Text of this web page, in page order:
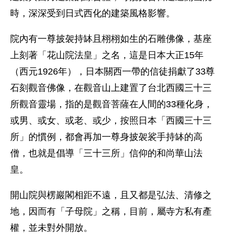
時，深深受到日式西化的建築風格影響。
院內有一尊披袈持缽且栩栩如生的石雕佛像，基座
上刻著「花山院法皇」之名，這是日本大正15年
（西元1926年），日本關西一帶的信徒捐獻了33尊
石刻觀音佛像，在觀音山上建置了台北西國三十三
所觀音靈場，指的是觀音菩薩在人間的33種化身，
或男、或女、或老、或少，按照日本「西國三十三
所」的慣例，都會再加一尊身披袈裟手持缽的高
僧，也就是倡導「三十三所」信仰的和尚華山法
皇。
開山院與楞巖閣相距不遠，且又都是弘法、清修之
地，因而有「子母院」之稱，目前，屬寺方私有產
權，並未對外開放。